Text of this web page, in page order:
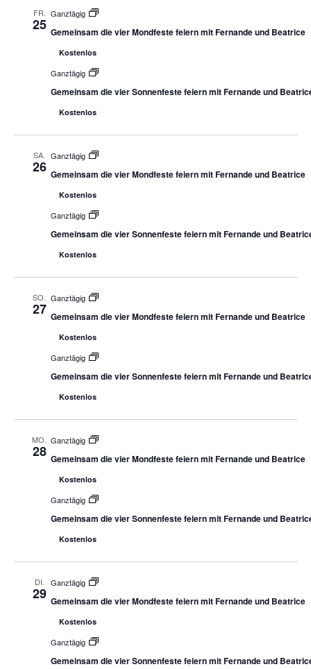
FR.
25
Ganztägig
Gemeinsam die vier Mondfeste feiern mit Fernande und Beatrice
Kostenlos
Ganztägig
Gemeinsam die vier Sonnenfeste feiern mit Fernande und
Kostenlos
SA.
26
Ganztägig
Gemeinsam die vier Mondfeste feiern mit Fernande und Beatrice
Kostenlos
Ganztägig
Gemeinsam die vier Sonnenfeste feiern mit Fernande und
Kostenlos
SO.
27
Ganztägig
Gemeinsam die vier Mondfeste feiern mit Fernande und Beatrice
Kostenlos
Ganztägig
Gemeinsam die vier Sonnenfeste feiern mit Fernande und
Kostenlos
MO.
28
Ganztägig
Gemeinsam die vier Mondfeste feiern mit Fernande und Beatrice
Kostenlos
Ganztägig
Gemeinsam die vier Sonnenfeste feiern mit Fernande und
Kostenlos
DI.
29
Ganztägig
Gemeinsam die vier Mondfeste feiern mit Fernande und Beatrice
Kostenlos
Ganztägig
Gemeinsam die vier Sonnenfeste feiern mit Fernande und